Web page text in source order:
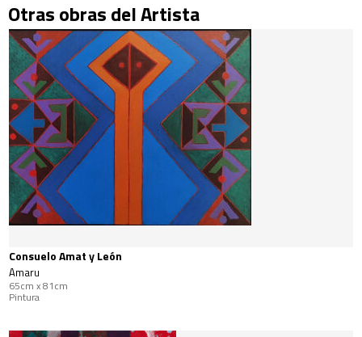
Otras obras del Artista
Consuelo Amat y León
Amaru
65cm x 81cm
Pintura